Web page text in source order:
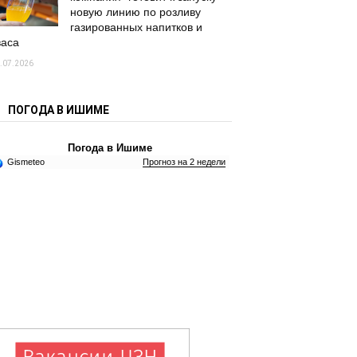
новую линию по розливу
газированных напитков и
ПОГОДА В ИШИМЕ
Погода в Ишиме
Gismeteo Прогноз на 2 недели